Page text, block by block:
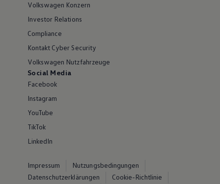
Volkswagen Konzern
Investor Relations
Compliance
Kontakt Cyber Security
Volkswagen Nutzfahrzeuge
Social Media
Facebook
Instagram
YouTube
TikTok
LinkedIn
Impressum
Nutzungsbedingungen
Datenschutzerklärungen
Cookie-Richtlinie